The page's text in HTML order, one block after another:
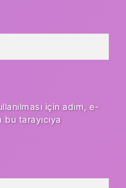
için adım, e-
tarayıcıya